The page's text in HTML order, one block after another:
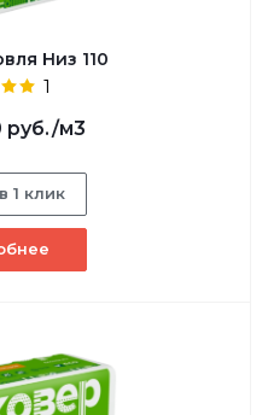
Низ 110
1
руб./м3
1 клик